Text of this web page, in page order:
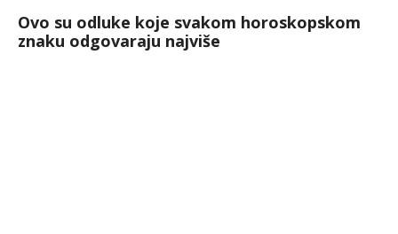
Ovo su odluke koje svakom horoskopskom
znaku odgovaraju najviše